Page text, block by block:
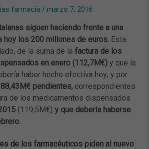
farmacia /marzo 7, 2016
siguen haciendo frente a una
hoy los 200 millones de euros. Esta
de la suma de la factura de los
en enero (112,7M€) y que la
haber hecho efectiva hoy; y por
88,43M€ pendientes, correspondientes
de los medicamentos dispensados
(119,5M€) y que debería haberse
de los farmacéuticos piden al nuevo